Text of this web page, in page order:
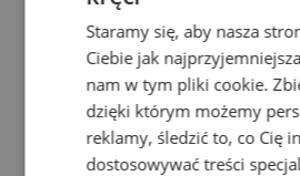
Staramy się, aby nasza
Ciebie jak
nam w tym pliki cookie.
dzięki którym możemy
reklamy, śledzić to, co Cię
dostosowywać treści